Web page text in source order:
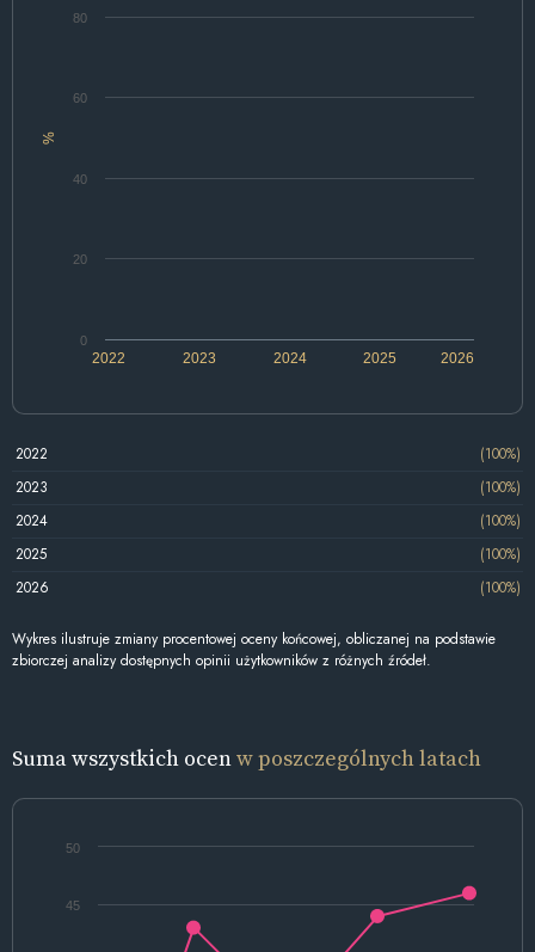
%
2022 2024 2026
2023 2025
0
20
40
60
80
2022
(100%)
2023
(100%)
2024
(100%)
2025
(100%)
2026
(100%)
Wykres ilustruje zmiany procentowej oceny końcowej, obliczanej na podstawie
zbiorczej analizy dostępnych opinii użytkowników z różnych źródeł.
Suma wszystkich ocenw poszczególnych latach
45
50